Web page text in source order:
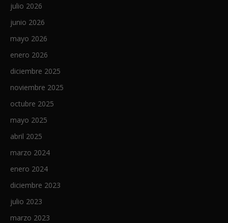
julio 2026
junio 2026
mayo 2026
enero 2026
diciembre 2025
noviembre 2025
octubre 2025
mayo 2025
abril 2025
marzo 2024
enero 2024
diciembre 2023
julio 2023
marzo 2023